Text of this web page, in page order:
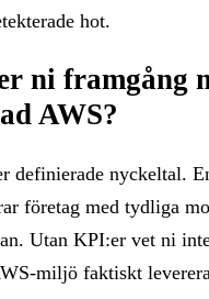
hot.
ni framgång
AWS?
definierade nyckeltal.
företag med tydliga
Utan KPI:er vet ni
miljö faktiskt